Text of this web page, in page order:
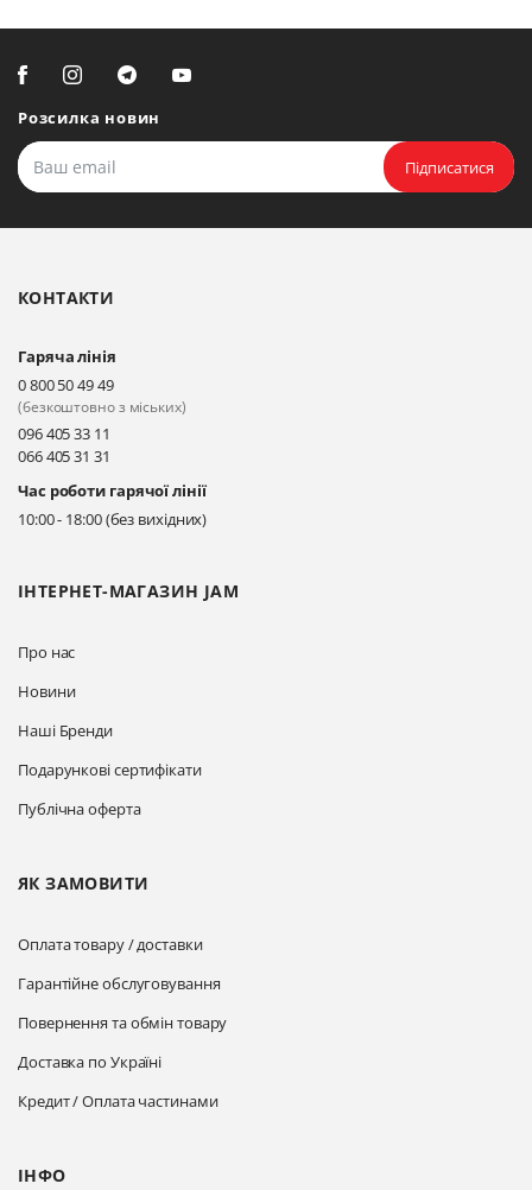
Розсилка новин
Підписатися
ІНТЕРНЕТ-МАГАЗИН JAM
Про нас
Новини
Наші Бренди
Подарункові сертифікати
Публічна оферта
ЯК ЗАМОВИТИ
Оплата товару / доставки
Гарантійне обслуговування
Повернення та обмін товару
Доставка по Україні
Кредит / Оплата частинами
ІНФО
КОНТАКТИ
Гаряча лінія
0 800 50 49 49
(безкоштовно з міських)
096 405 33 11
066 405 31 31
Час роботи гарячої лінії
10:00 - 18:00 (без вихідних)